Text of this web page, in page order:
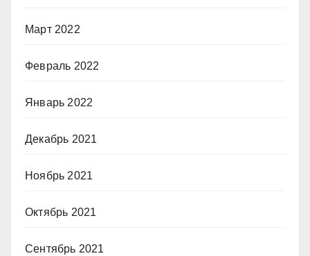
Март 2022
Февраль 2022
Январь 2022
Декабрь 2021
Ноябрь 2021
Октябрь 2021
Сентябрь 2021